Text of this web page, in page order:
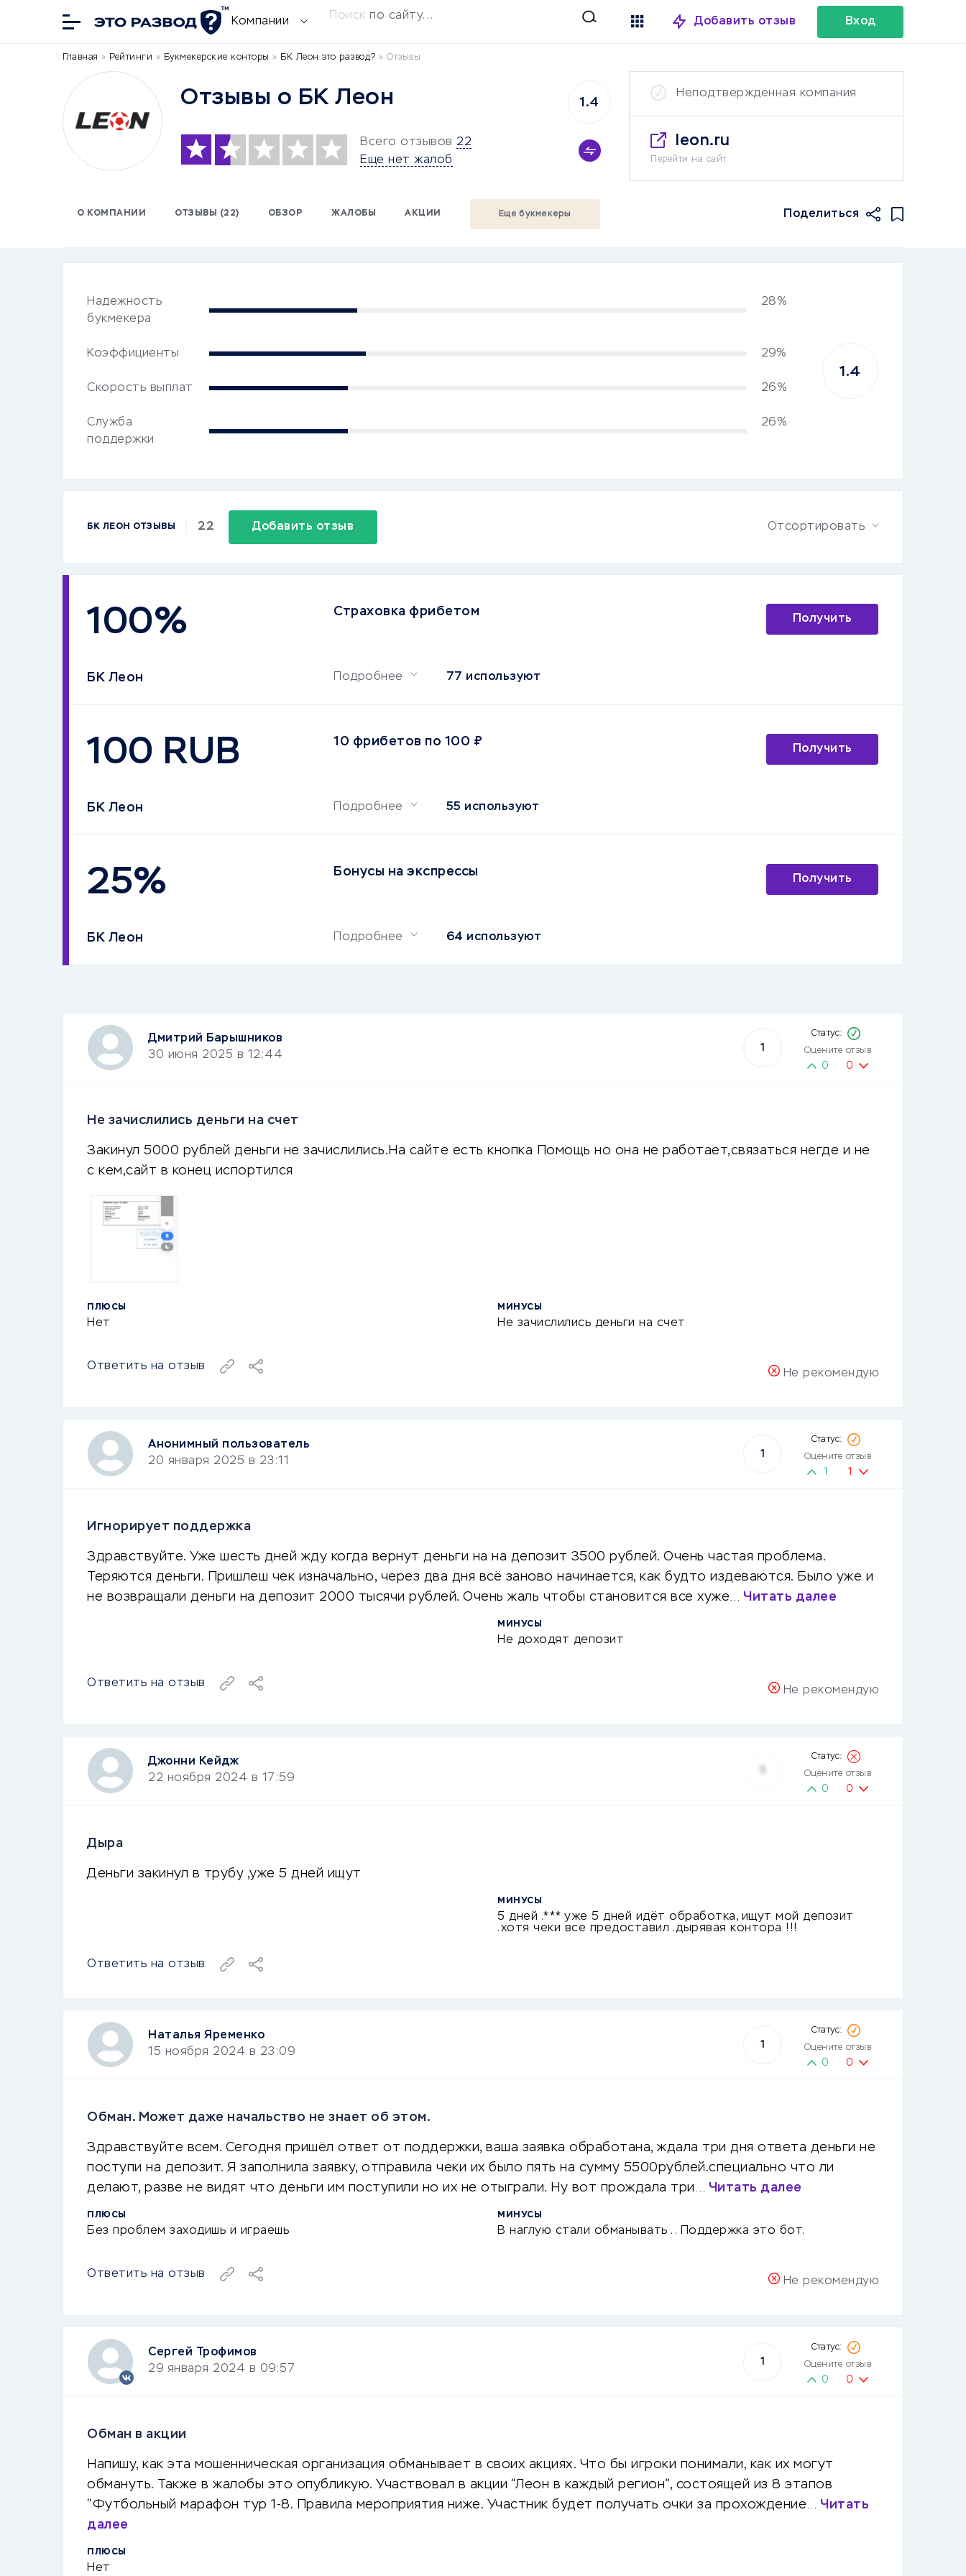
Компании Поиск по сайту... Добавить отзыв Вход
Главная » Рейтинги » Букмекерские конторы » БК Леон это развод? » Отзывы
Отзывы о БК Леон
Всего отзывов 22
Еще нет жалоб
1.4
Неподтвержденная компания
leon.ru
Перейти на сайт
О КОМПАНИИ ОТЗЫВЫ (22) ОБЗОР ЖАЛОБЫ АКЦИИ Еще букмекеры Поделиться
Надежность
букмекера
28%
Коэффициенты 29%
Скорость выплат 26%
Служба
поддержки
26%
1.4
БК ЛЕОН ОТЗЫВЫ 22 Добавить отзыв Отсортировать
100%
БК Леон
Страховка фрибетом
Получить
Подробнее 77 используют
100 RUB
БК Леон
10 фрибетов по 100 ₽
Получить
Подробнее 55 используют
25%
БК Леон
Бонусы на экспрессы
Получить
Подробнее 64 используют
Дмитрий Барышников
30 июня 2025 в 12:44
1 Оцените отзыв
0 0
Не зачислились деньги на счет
Закинул 5000 рублей деньги не зачислились.На сайте есть кнопка Помощь но она не работает,связаться негде и не
с кем,сайт в конец испортился
ПЛЮСЫ
Нет
МИНУСЫ
Не зачислились деньги на счет
Ответить на отзыв
Не рекомендую
Анонимный пользователь
20 января 2025 в 23:11
1 Оцените отзыв
1 1
Игнорирует поддержка
Здравствуйте. Уже шесть дней жду когда вернут деньги на на депозит 3500 рублей. Очень частая проблема.
Теряются деньги. Пришлеш чек изначально, через два дня всё заново начинается, как будто издеваются. Было уже и
не возвращали деньги на депозит 2000 тысячи рублей. Очень жаль чтобы становится все хуже… Читать далее
МИНУСЫ
Не доходят депозит
Ответить на отзыв
Не рекомендую
Джонни Кейдж
22 ноября 2024 в 17:59
Оцените отзыв
0 0
Дыра
Деньги закинул в трубу ,уже 5 дней ищут
МИНУСЫ
5 дней .*** уже 5 дней идёт обработка, ищут мой депозит
.хотя чеки все предоставил .дырявая контора !!!
Ответить на отзыв
Наталья Яременко
15 ноября 2024 в 23:09
1 Оцените отзыв
0 0
Обман. Может даже начальство не знает об этом.
Здравствуйте всем. Сегодня пришёл ответ от поддержки, ваша заявка обработана, ждала три дня ответа деньги не
поступи на депозит. Я заполнила заявку, отправила чеки их было пять на сумму 5500рублей.специально что ли
делают, разве не видят что деньги им поступили но их не отыграли. Ну вот прождала три… Читать далее
ПЛЮСЫ
Без проблем заходишь и играешь
МИНУСЫ
В наглую стали обманывать .. Поддержка это бот.
Ответить на отзыв
Не рекомендую
Сергей Трофимов
29 января 2024 в 09:57
1 Оцените отзыв
0 0
Обман в акции
Напишу, как эта мошенническая организация обманывает в своих акциях. Что бы игроки понимали, как их могут
обмануть. Также в жалобы это опубликую. Участвовал в акции “Леон в каждый регион”, состоящей из 8 этапов
“Футбольный марафон тур 1-8. Правила мероприятия ниже. Участник будет получать очки за прохождение… Читать
далее
ПЛЮСЫ
Нет